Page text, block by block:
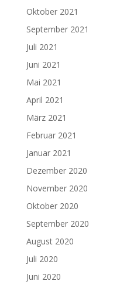
Oktober 2021
September 2021
Juli 2021
Juni 2021
Mai 2021
April 2021
März 2021
Februar 2021
Januar 2021
Dezember 2020
November 2020
Oktober 2020
September 2020
August 2020
Juli 2020
Juni 2020